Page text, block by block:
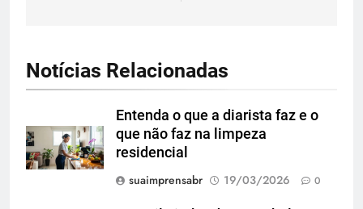
Notícias Relacionadas
Entenda o que a diarista faz e o
que não faz na limpeza
residencial
suaimprensabr
19/03/2026 0